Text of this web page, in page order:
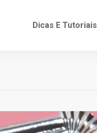
Dicas E Tutoriais